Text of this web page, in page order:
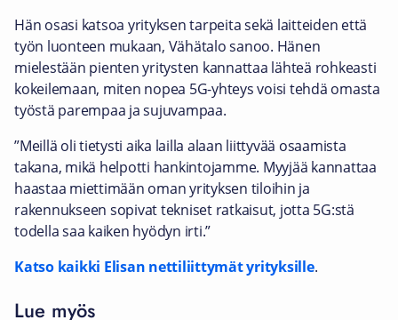
Hän osasi katsoa yrityksen tarpeita sekä laitteiden että
työn luonteen mukaan, Vähätalo sanoo. Hänen
mielestään pienten yritysten kannattaa lähteä rohkeasti
kokeilemaan, miten nopea 5G-yhteys voisi tehdä omasta
työstä parempaa ja sujuvampaa.
”Meillä oli tietysti aika lailla alaan liittyvää osaamista
takana, mikä helpotti hankintojamme. Myyjää kannattaa
haastaa miettimään oman yrityksen tiloihin ja
rakennukseen sopivat tekniset ratkaisut, jotta 5G:stä
todella saa kaiken hyödyn irti.”
Katso kaikki Elisan nettiliittymät yrityksille.
Lue myös